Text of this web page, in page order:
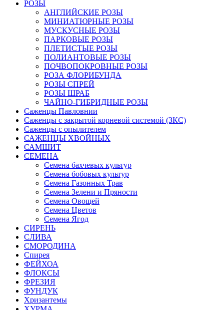
РОЗЫ
АНГЛИЙСКИЕ РОЗЫ
МИНИАТЮРНЫЕ РОЗЫ
МУСКУСНЫЕ РОЗЫ
ПАРКОВЫЕ РОЗЫ
ПЛЕТИСТЫЕ РОЗЫ
ПОЛИАНТОВЫЕ РОЗЫ
ПОЧВОПОКРОВНЫЕ РОЗЫ
РОЗА ФЛОРИБУНДА
РОЗЫ СПРЕЙ
РОЗЫ ШРАБ
ЧАЙНО-ГИБРИДНЫЕ РОЗЫ
Саженцы Павловнии
Саженцы с закрытой корневой системой (ЗКС)
Саженцы с опылителем
САЖЕНЦЫ ХВОЙНЫХ
САМШИТ
СЕМЕНА
Семена бахчевых культур
Семена бобовых культур
Семена Газонных Трав
Семена Зелени и Пряности
Семена Овощей
Семена Цветов
Семена Ягод
СИРЕНЬ
СЛИВА
СМОРОДИНА
Спирея
ФЕЙХОА
ФЛОКСЫ
ФРЕЗИЯ
ФУНДУК
Хризантемы